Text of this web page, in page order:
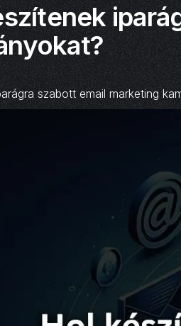
szabott email marketing